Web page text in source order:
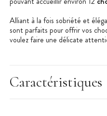
Alliant à la fois sobriété et
sont parfaits pour offrir vos
voulez faire une délicate
Kit complet pour fabriquer
Idéal pour offrir vos
Caractéristiques